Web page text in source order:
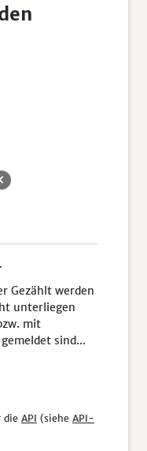
Gezählt werden
unterliegen
mit
sind...
die API (siehe API-